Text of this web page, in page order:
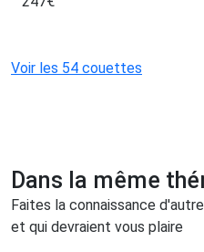
Voir les 54 couettes
Dans la même
Faites la connaissance
et qui devraient vous plaire